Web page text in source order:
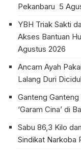
Pekanbaru 5
YBH Triak Sakti
Akses Bantuan
Agustus 2026
Ancam Ayah
Lalang Duri
Ganteng
‘Garam Cina’ di
Sabu 86,3 Kilo
Sindikat Narkoba